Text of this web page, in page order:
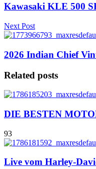
Kawasaki KLE 500
Next Post
2026 Indian Chief
Related posts
DIE BESTEN
93
Live vom Harley-